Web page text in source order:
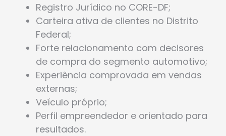
Registro Jurídico no CORE-DF;
Carteira ativa de clientes no Distrito
Federal;
Forte relacionamento com decisores
de compra do segmento automotivo;
Experiência comprovada em vendas
externas;
Veículo próprio;
Perfil empreendedor e orientado para
resultados.